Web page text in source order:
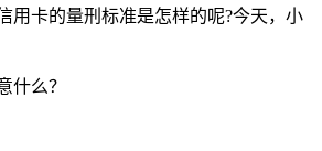
用卡的量刑标准是怎样的呢?今天，小
什么？